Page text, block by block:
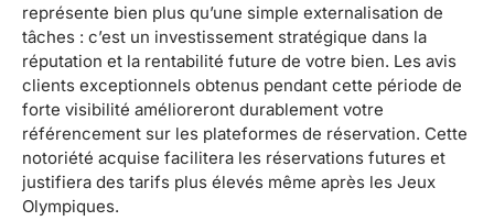
représente bien plus qu’une simple externalisation de
tâches : c’est un investissement stratégique dans la
réputation et la rentabilité future de votre bien. Les avis
clients exceptionnels obtenus pendant cette période de
forte visibilité amélioreront durablement votre
référencement sur les plateformes de réservation. Cette
notoriété acquise facilitera les réservations futures et
justifiera des tarifs plus élevés même après les Jeux
Olympiques.